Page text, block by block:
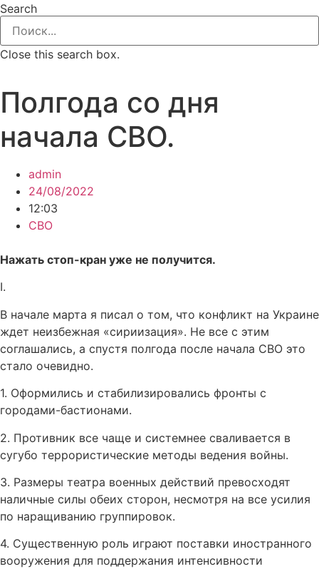
Search
Close this search box.
Полгода со дня
начала СВО.
admin
24/08/2022
12:03
СВО
Нажать стоп-кран уже не получится.
I.
В начале марта я писал о том, что конфликт на Украине
ждет неизбежная «сириизация». Не все с этим
соглашались, а спустя полгода после начала СВО это
стало очевидно.
1. Оформились и стабилизировались фронты с
городами-бастионами.
2. Противник все чаще и системнее сваливается в
сугубо террористические методы ведения войны.
3. Размеры театра военных действий превосходят
наличные силы обеих сторон, несмотря на все усилия
по наращиванию группировок.
4. Существенную роль играют поставки иностранного
вооружения для поддержания интенсивности